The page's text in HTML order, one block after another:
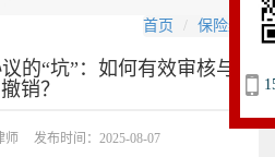
首页 保险纠纷
的“坑”：如何有效审核与
撤销？
师 发布时间：2025-08-07